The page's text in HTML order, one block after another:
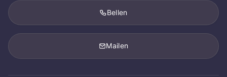
Bellen
Mailen